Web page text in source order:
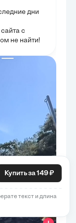
времени
уровню шума
результатов
эффектов и
рассмотрены
основании
изменениями
глава служит
заявленных
направлений
дни
с
не найти!
Купить за 149 ₽
текст и длина